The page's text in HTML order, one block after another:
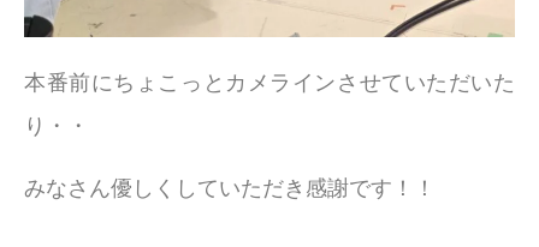
本番前にちょこっとカメラインさせていただいた
り・・
みなさん優しくしていただき感謝です！！